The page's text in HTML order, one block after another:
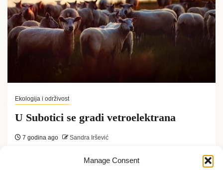
Manage Consent
Ekologija i održivost
U Subotici se gradi vetroelektrana
7 godina ago Sandra Iršević
U Evropi prva vetrenjača pojavila se u 12.veku,a za